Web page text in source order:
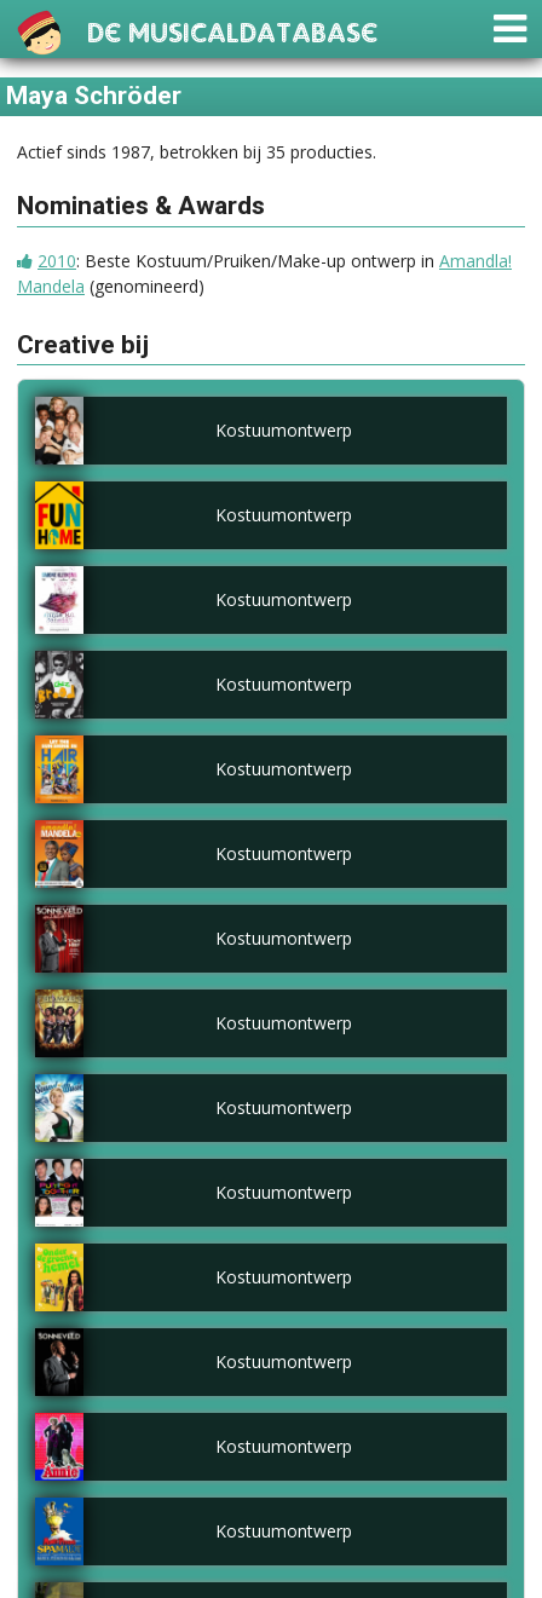
De Musicaldatabase
Maya Schröder
Actief sinds 1987, betrokken bij 35 producties.
Nominaties & Awards
2010: Beste Kostuum/Pruiken/Make-up ontwerp in Amandla!
Mandela (genomineerd)
Creative bij
Kostuumontwerp
Kostuumontwerp
Kostuumontwerp
Kostuumontwerp
Kostuumontwerp
Kostuumontwerp
Kostuumontwerp
Kostuumontwerp
Kostuumontwerp
Kostuumontwerp
Kostuumontwerp
Kostuumontwerp
Kostuumontwerp
Kostuumontwerp